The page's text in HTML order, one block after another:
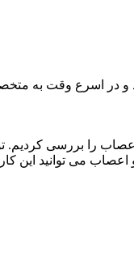
را بررسی کردیم.